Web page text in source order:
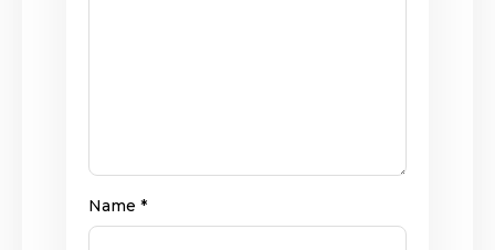
Name *